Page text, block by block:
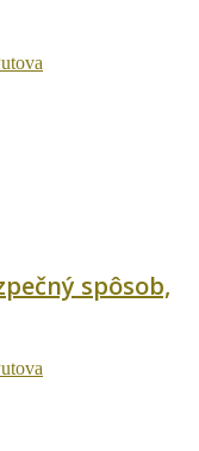
spôsob,